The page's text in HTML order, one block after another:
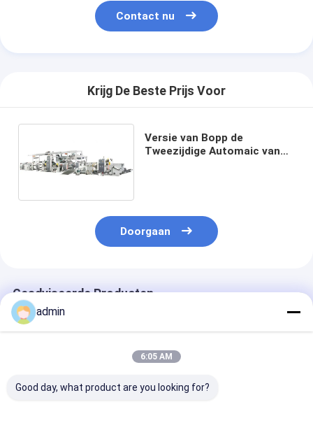
Contact nu
Krijg De Beste Prijs Voor
Versie van Bopp de
Tweezijdige Automaic van
Doorgaan
Geadviseerde Producten
admin
6:05 AM
Good day, what product are you looking for?